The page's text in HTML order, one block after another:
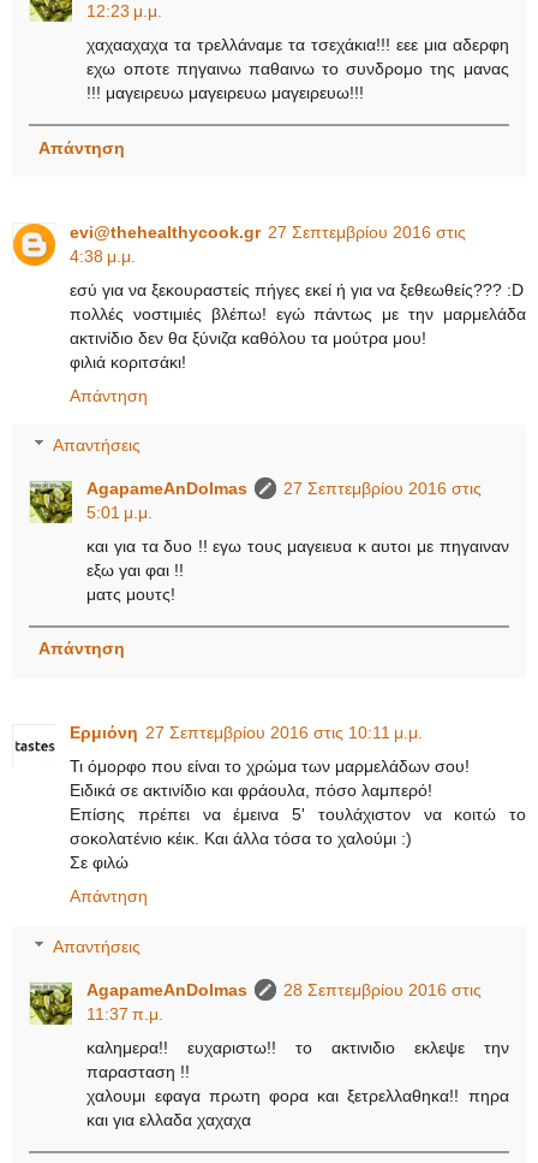
12:23 μ.μ.
χαχααχαχα τα τρελλάναμε τα τσεχάκια!!! εεε μια αδερφη
εχω οποτε πηγαινω παθαινω το συνδρομο της μανας
!!! μαγειρευω μαγειρευω μαγειρευω!!!
Απάντηση
evi@thehealthycook.gr 27 Σεπτεμβρίου 2016 στις
4:38 μ.μ.
εσύ για να ξεκουραστείς πήγες εκεί ή για να ξεθεωθείς??? :D
πολλές νοστιμιές βλέπω! εγώ πάντως με την μαρμελάδα
ακτινίδιο δεν θα ξύνιζα καθόλου τα μούτρα μου!
φιλιά κοριτσάκι!
Απάντηση
Απαντήσεις
AgapameAnDolmas
27 Σεπτεμβρίου 2016 στις
5:01 μ.μ.
και για τα δυο !! εγω τους μαγειευα κ αυτοι με πηγαιναν
εξω γαι φαι !!
ματς μουτς!
Απάντηση
Ερμιόνη 27 Σεπτεμβρίου 2016 στις 10:11 μ.μ.
Τι όμορφο που είναι το χρώμα των μαρμελάδων σου!
Ειδικά σε ακτινίδιο και φράουλα, πόσο λαμπερό!
Επίσης πρέπει να έμεινα 5' τουλάχιστον να κοιτώ το
σοκολατένιο κέικ. Και άλλα τόσα το χαλούμι :)
Σε φιλώ
Απάντηση
Απαντήσεις
AgapameAnDolmas
28 Σεπτεμβρίου 2016 στις
11:37 π.μ.
καλημερα!! ευχαριστω!! το ακτινιδιο εκλεψε την
παρασταση !!
χαλουμι εφαγα πρωτη φορα και ξετρελλαθηκα!! πηρα
και για ελλαδα χαχαχα